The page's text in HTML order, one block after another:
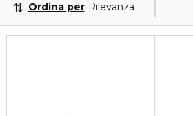
Ordina per Rilevanza